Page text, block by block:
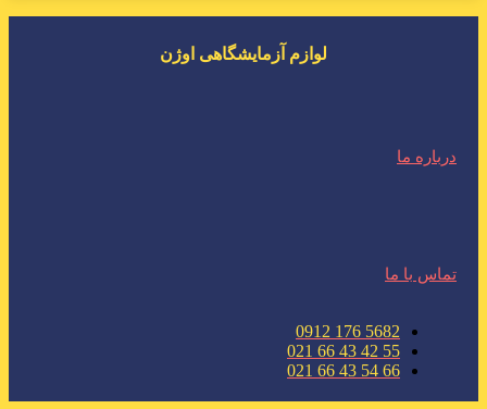
لوازم آزمایشگاهی اوژن
درباره ما
تماس با ما
5682 176 0912
55 42 43 66 021
66 54 43 66 021